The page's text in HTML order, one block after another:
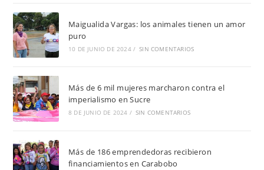
Maigualida Vargas: los animales tienen un amor
puro
10 DE JUNIO DE 2024 / SIN COMENTARIOS
Más de 6 mil mujeres marcharon contra el
imperialismo en Sucre
8 DE JUNIO DE 2024 / SIN COMENTARIOS
Más de 186 emprendedoras recibieron
financiamientos en Carabobo